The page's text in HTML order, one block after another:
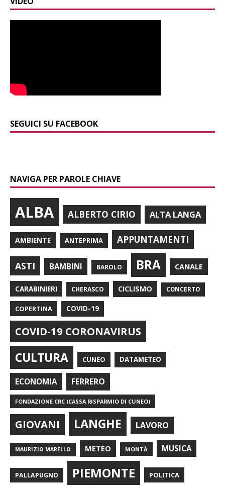
SEGUICI SU FACEBOOK
NAVIGA PER PAROLE CHIAVE
ALBA ALBERTO CIRIO ALTA LANGA
AMBIENTE ANTEPRIMA APPUNTAMENTI
ASTI BAMBINI BAROLO BRA CANALE
CARABINIERI CHERASCO CICLISMO CONCERTO
COPERTINA COVID-19
COVID-19 CORONAVIRUS
CULTURA CUNEO DATAMETEO
ECONOMIA FERRERO
FONDAZIONE CRC (CASSA RISPARMIO DI CUNEO)
GIOVANI LANGHE LAVORO
MAURIZIO MARELLO METEO MONTÀ MUSICA
PALLAPUGNO PIEMONTE POLITICA